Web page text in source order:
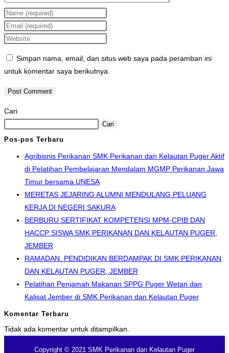
Simpan nama, email, dan situs web saya pada peramban ini
untuk komentar saya berikutnya.
Cari
Cari
Pos-pos Terbaru
Agribisnis Perikanan SMK Perikanan dan Kelautan Puger Aktif
di Pelatihan Pembelajaran Mendalam MGMP Perikanan Jawa
Timur bersama UNESA
MERETAS JEJARING ALUMNI MENDULANG PELUANG
KERJA DI NEGERI SAKURA
BERBURU SERTIFIKAT KOMPETENSI MPM-CPIB DAN
HACCP SISWA SMK PERIKANAN DAN KELAUTAN PUGER,
JEMBER
RAMADAN. PENDIDIKAN BERDAMPAK DI SMK PERIKANAN
DAN KELAUTAN PUGER, JEMBER
Pelatihan Penjamah Makanan SPPG Puger Wetan dan
Kalisat Jember di SMK Perikanan dan Kelautan Puger
Komentar Terbaru
Tidak ada komentar untuk ditampilkan.
Copyright © 2021 SMK Perikanan dan Kelautan Puger